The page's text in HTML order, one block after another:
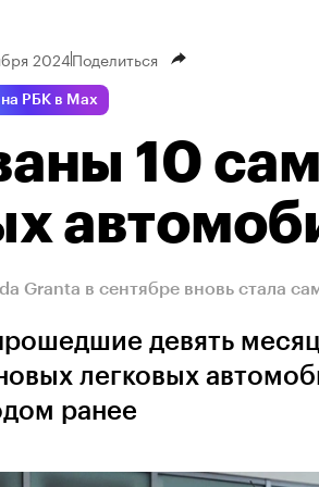
2024Поделиться
на РБК в Max
10
Granta в сентябре вновь стала
девять
легковых
ранее